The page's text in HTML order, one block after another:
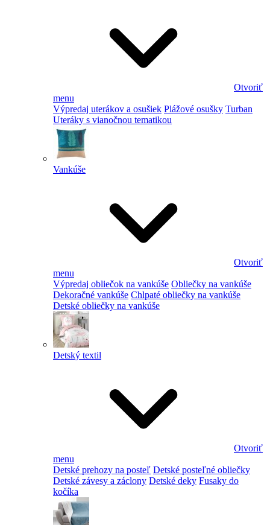
Otvoriť
menu
Výpredaj uterákov a osušiek Plážové osušky Turban
Uteráky s vianočnou tematikou
Vankúše
Otvoriť
menu
Výpredaj obliečok na vankúše Obliečky na vankúše
Dekoračné vankúše Chlpaté obliečky na vankúše
Detské obliečky na vankúše
Detský textil
Otvoriť
menu
Detské prehozy na posteľ Detské posteľné obliečky
Detské závesy a záclony Detské deky Fusaky do
kočíka